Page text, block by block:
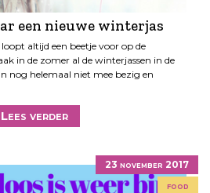
een nieuwe winterjas
altijd een beetje voor op de
in de zomer al de winterjassen in de
nog helemaal niet mee bezig en
Lees verder
23 november 2017
food